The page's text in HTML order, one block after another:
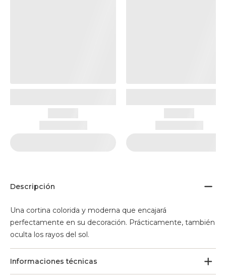
Descripción
Una cortina colorida y moderna que encajará
perfectamente en su decoración. Prácticamente, también
oculta los rayos del sol.
Informaciones técnicas